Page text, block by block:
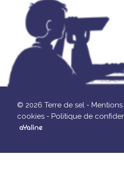
© 2026 Terre de sel -
cookies - Politique de